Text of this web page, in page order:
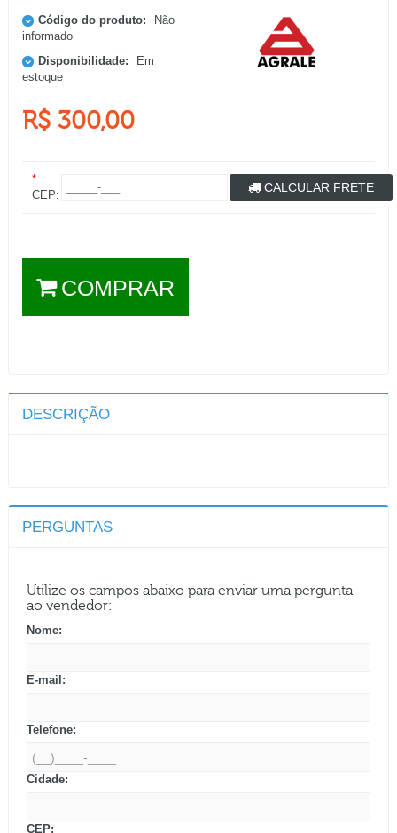
Código do produto:
Não
informado
Disponibilidade:
Em
estoque
R$ 300,00
*
CEP:
CALCULAR FRETE
COMPRAR
DESCRIÇÃO
PERGUNTAS
Utilize os campos abaixo para enviar uma pergunta
ao vendedor:
Nome:
E-mail:
Telefone:
Cidade:
CEP: